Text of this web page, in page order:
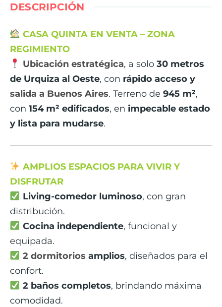
DESCRIPCIÓN
CASA QUINTA EN VENTA – ZONA
REGIMIENTO
Ubicación estratégica, a solo 30 metros
de Urquiza al Oeste, con rápido acceso y
salida a Buenos Aires. Terreno de 945 m²,
con 154 m² edificados, en impecable estado
y lista para mudarse.
AMPLIOS ESPACIOS PARA VIVIR Y
DISFRUTAR
Living-comedor luminoso, con gran
distribución.
Cocina independiente, funcional y
equipada.
2 dormitorios amplios, diseñados para el
confort.
2 baños completos, brindando máxima
comodidad.